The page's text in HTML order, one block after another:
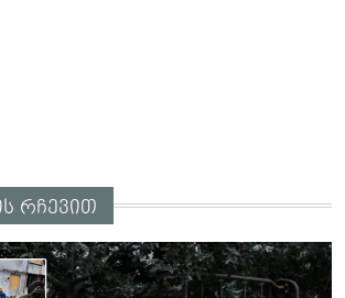
რჩევით